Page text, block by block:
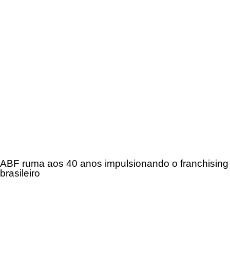
ABF ruma aos 40 anos impulsionando o franchising
brasileiro